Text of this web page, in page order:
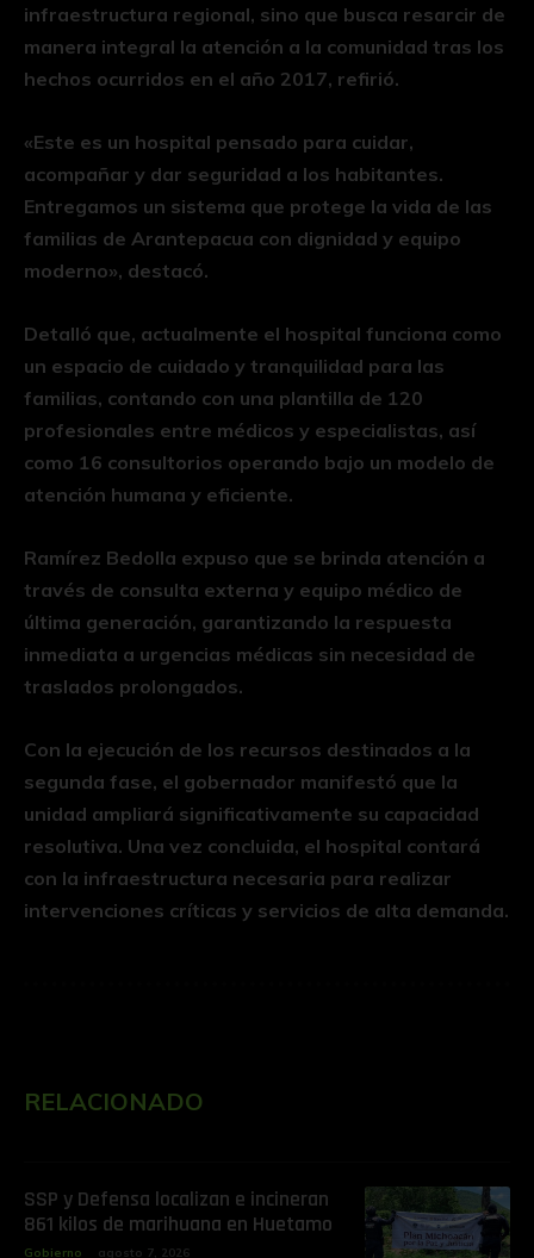
infraestructura regional, sino que busca resarcir de
manera integral la atención a la comunidad tras los
hechos ocurridos en el año 2017, refirió.
«Este es un hospital pensado para cuidar,
acompañar y dar seguridad a los habitantes.
Entregamos un sistema que protege la vida de las
familias de Arantepacua con dignidad y equipo
moderno», destacó.
Detalló que, actualmente el hospital funciona como
un espacio de cuidado y tranquilidad para las
familias, contando con una plantilla de 120
profesionales entre médicos y especialistas, así
como 16 consultorios operando bajo un modelo de
atención humana y eficiente.
Ramírez Bedolla expuso que se brinda atención a
través de consulta externa y equipo médico de
última generación, garantizando la respuesta
inmediata a urgencias médicas sin necesidad de
traslados prolongados.
Con la ejecución de los recursos destinados a la
segunda fase, el gobernador manifestó que la
unidad ampliará significativamente su capacidad
resolutiva. Una vez concluida, el hospital contará
con la infraestructura necesaria para realizar
intervenciones críticas y servicios de alta demanda.
RELACIONADO
SSP y Defensa localizan e incineran
861 kilos de marihuana en Huetamo
Gobierno agosto 7, 2026